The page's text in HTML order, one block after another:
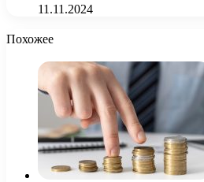
11.11.2024
Похожее